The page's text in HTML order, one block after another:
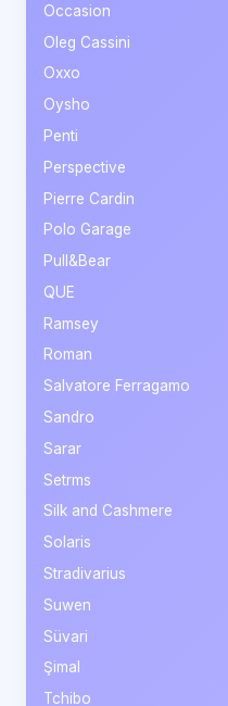
Occasion
Oleg Cassini
Oxxo
Oysho
Penti
Perspective
Pierre Cardin
Polo Garage
Pull&Bear
QUE
Ramsey
Roman
Salvatore Ferragamo
Sandro
Sarar
Setrms
Silk and Cashmere
Solaris
Stradivarius
Suwen
Süvari
Şimal
Tchibo